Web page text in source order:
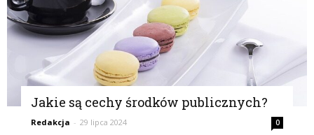
Jakie są cechy środków publicznych?
Redakcja - 29 lipca 2024 0